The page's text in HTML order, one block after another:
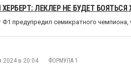
ЛЕКЛЕР НЕ БУДЕТ
Ф1 предупредил семикратного чемпиона,
2024 в 20:04 ФОРМУЛА 1